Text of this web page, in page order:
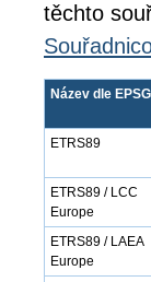
těchto
Název dle EPSG
ETRS89
ETRS89 / LCC
Europe
ETRS89 / LAEA
Europe